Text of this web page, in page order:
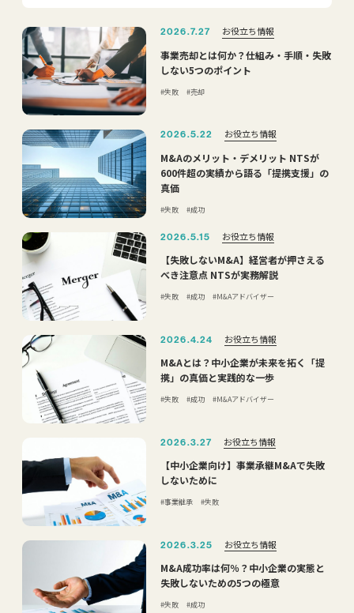
2026.7.27 お役立ち情報
事業売却とは何か？仕組み・手順・失敗
しない5つのポイント
失敗 売却
2026.5.22 お役立ち情報
M&Aのメリット・デメリット NTSが
600件超の実績から語る「提携支援」の
真価
失敗 成功
2026.5.15 お役立ち情報
【失敗しないM&A】経営者が押さえる
べき注意点 NTSが実務解説
失敗 成功 M&Aアドバイザー
2026.4.24 お役立ち情報
M&Aとは？中小企業が未来を拓く「提
携」の真価と実践的な一歩
失敗 成功 M&Aアドバイザー
2026.3.27 お役立ち情報
【中小企業向け】事業承継M&Aで失敗
しないために
事業継承 失敗
2026.3.25 お役立ち情報
M&A成功率は何％？中小企業の実態と
失敗しないための5つの極意
失敗 成功